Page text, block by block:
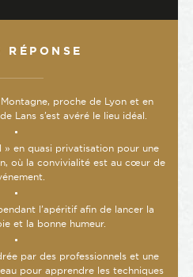
RÉPONSE
proche de Lyon et en
Lans s’est avéré le lieu idéal.
» en quasi privatisation pour une
où la convivialité est au cœur de
l’apéritif afin de lancer la
et la bonne humeur.
par des professionnels et une
pour apprendre les techniques